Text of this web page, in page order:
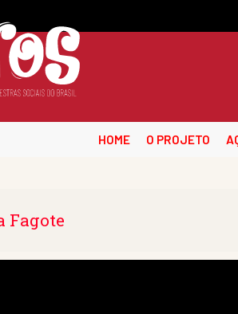
HOME O PROJETO
Fagote